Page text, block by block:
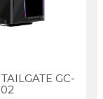
GC-